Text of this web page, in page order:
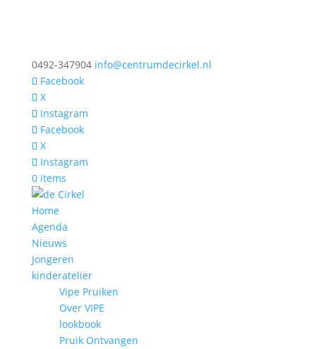
0492-347904 info@centrumdecirkel.nl
Facebook
X
Instagram
Facebook
X
Instagram
0 items
Home
Agenda
Nieuws
Jongeren
kinderatelier
Vipe Pruiken
Over VIPE
lookbook
Pruik Ontvangen